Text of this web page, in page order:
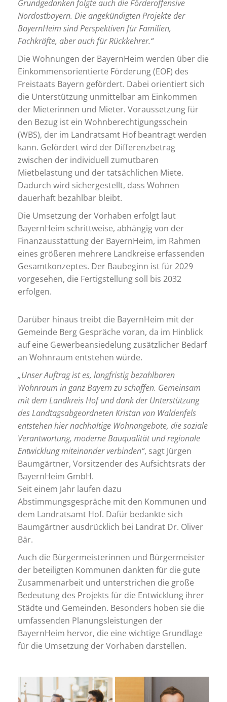
Grundgedanken folgte auch die Förderoffensive
Nordostbayern. Die angekündigten Projekte der
BayernHeim sind Perspektiven für Familien,
Fachkräfte, aber auch für Rückkehrer.“
Die Wohnungen der BayernHeim werden über die
Einkommensorientierte Förderung (EOF) des
Freistaats Bayern gefördert. Dabei orientiert sich
die Unterstützung unmittelbar am Einkommen
der Mieterinnen und Mieter. Voraussetzung für
den Bezug ist ein Wohnberechtigungsschein
(WBS), der im Landratsamt Hof beantragt werden
kann. Gefördert wird der Differenzbetrag
zwischen der individuell zumutbaren
Mietbelastung und der tatsächlichen Miete.
Dadurch wird sichergestellt, dass Wohnen
dauerhaft bezahlbar bleibt.
Die Umsetzung der Vorhaben erfolgt laut
BayernHeim schrittweise, abhängig von der
Finanzausstattung der BayernHeim, im Rahmen
eines größeren mehrere Landkreise erfassenden
Gesamtkonzeptes. Der Baubeginn ist für 2029
vorgesehen, die Fertigstellung soll bis 2032
erfolgen.
Darüber hinaus treibt die BayernHeim mit der
Gemeinde Berg Gespräche voran, da im Hinblick
auf eine Gewerbeansiedelung zusätzlicher Bedarf
an Wohnraum entstehen würde.
„Unser Auftrag ist es, langfristig bezahlbaren
Wohnraum in ganz Bayern zu schaffen. Gemeinsam
mit dem Landkreis Hof und dank der Unterstützung
des Landtagsabgeordneten Kristan von Waldenfels
entstehen hier nachhaltige Wohnangebote, die soziale
Verantwortung, moderne Bauqualität und regionale
Entwicklung miteinander verbinden“, sagt Jürgen
Baumgärtner, Vorsitzender des Aufsichtsrats der
BayernHeim GmbH.
Seit einem Jahr laufen dazu
Abstimmungsgespräche mit den Kommunen und
dem Landratsamt Hof. Dafür bedankte sich
Baumgärtner ausdrücklich bei Landrat Dr. Oliver
Bär.
Auch die Bürgermeisterinnen und Bürgermeister
der beteiligten Kommunen dankten für die gute
Zusammenarbeit und unterstrichen die große
Bedeutung des Projekts für die Entwicklung ihrer
Städte und Gemeinden. Besonders hoben sie die
umfassenden Planungsleistungen der
BayernHeim hervor, die eine wichtige Grundlage
für die Umsetzung der Vorhaben darstellen.